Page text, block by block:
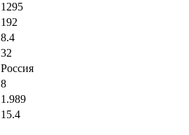
1295
192
8.4
32
Россия
8
1.989
15.4